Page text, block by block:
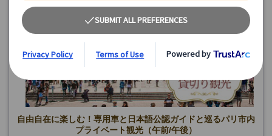
自由自在に楽しむ！専用車と日本語公認ガイドと巡るパリ市内
プライベート観光（午前/午後）